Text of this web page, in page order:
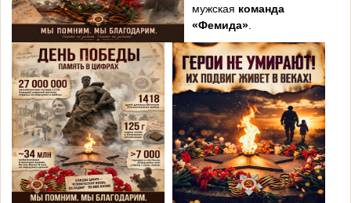
мужская команда
«Фемида»